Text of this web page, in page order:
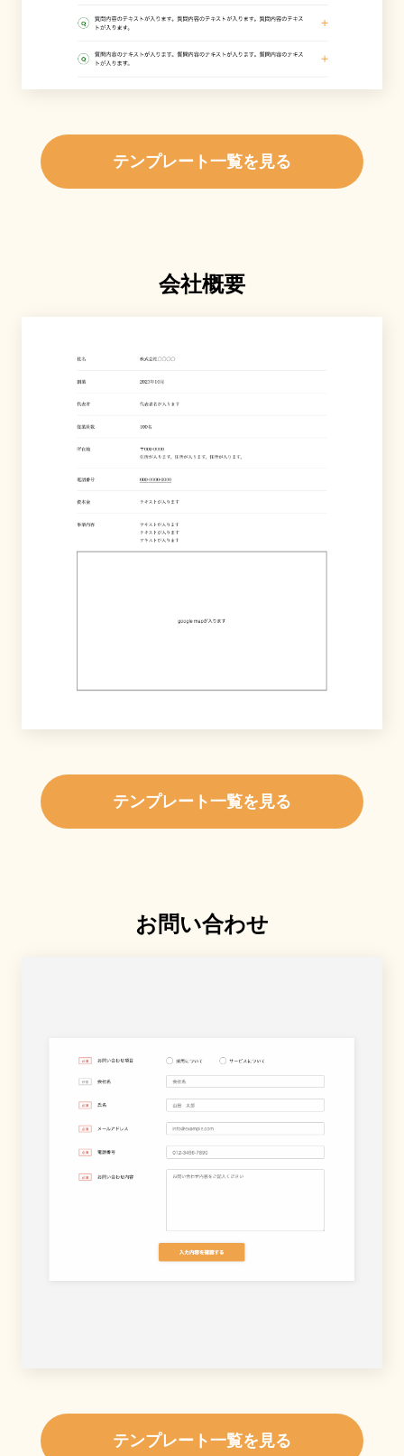
テンプレート一覧を見る
会社概要
テンプレート一覧を見る
お問い合わせ
テンプレート一覧を見る